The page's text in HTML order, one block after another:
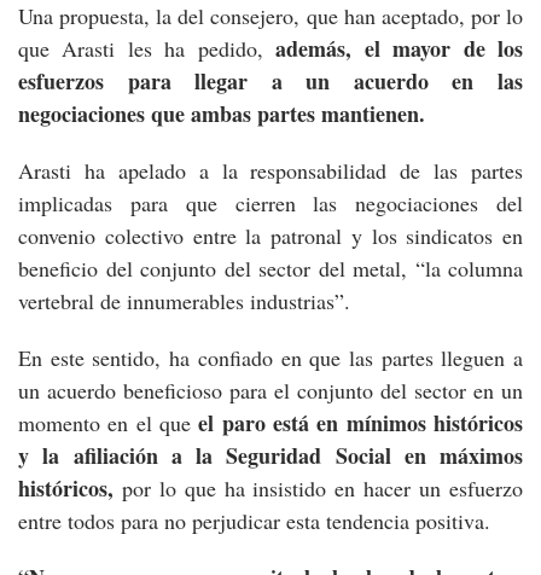
Una propuesta, la del consejero, que han aceptado, por lo
que Arasti les ha pedido,además, el mayor de los
esfuerzos para llegar a un acuerdo en las
negociaciones que ambas partes mantienen.
Arasti ha apelado a la responsabilidad de las partes
implicadas para que cierren las negociaciones del
convenio colectivo entre la patronal y los sindicatos en
beneficio del conjunto del sector del metal, “la columna
vertebral de innumerables industrias”.
En este sentido, ha confiado en que las partes lleguen a
un acuerdo beneficioso para el conjunto del sector en un
momento en el queel paro está en mínimos históricos
y la afiliación a la Seguridad Social en máximos
históricos, por lo que ha insistido en hacer un esfuerzo
entre todos para no perjudicar esta tendencia positiva.